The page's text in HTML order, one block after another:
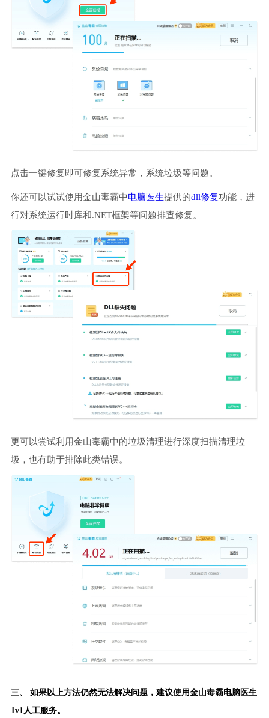
点击一键修复即可修复系统异常，系统垃圾等问题。
你还可以试试使用金山毒霸中电脑医生提供的dll修复功能，进
行对系统运行时库和.NET框架等问题排查修复。
更可以尝试利用金山毒霸中的垃圾清理进行深度扫描清理垃
圾，也有助于排除此类错误。
三、 如果以上方法仍然无法解决问题，建议使用金山毒霸电脑医生
1v1人工服务。